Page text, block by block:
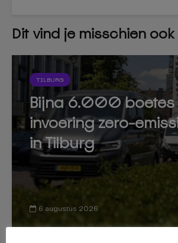
Dit vind je misschien
TILBURG
Bijna 6.000 boetes
invoering zero-
in Tilburg
6 augustus 2026